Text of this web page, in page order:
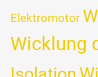
Elektromotor
Wicklung